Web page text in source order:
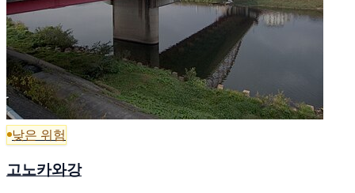
낮은 위험
고노카와강